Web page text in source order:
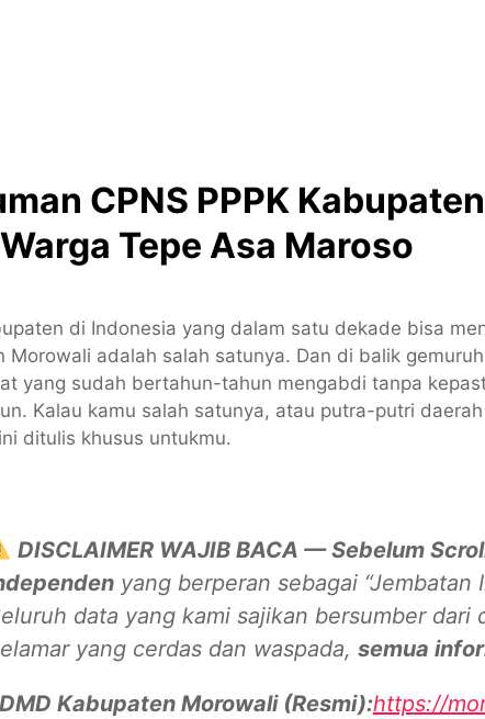
CPNS PPPK
Tepe Asa Maroso
di Indonesia yang dalam satu dekade bisa
Morowali adalah salah satunya. Dan di balik
yang sudah bertahun-tahun mengabdi tanpa
Kalau kamu salah satunya, atau putra-putri
ditulis khusus untukmu.
DISCLAIMER WAJIB BACA — Sebelum
yang berperan sebagai
data yang kami sajikan bersumber
yang cerdas dan waspada, semua
Kabupaten Morowali (Resmi):https://